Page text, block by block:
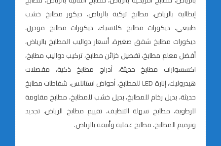
إيطالية بالرياض، مطابخ تركية بالرياض، ديكور مطابخ خشب
طبيعي، ديكورات مطابخ كلاسيك، ديكورات مطابخ مودرن،
ديكورات مطابخ شقق صغيرة، أسعار دواليب المطابخ بالرياض،
أفضل معلم مطابخ، تفصيل خزائن مطابخ، تركيب دواليب مطابخ،
اكسسوارات مطابخ حديثة، أدراج مطابخ ذكية، مفصلات
هيدروليك، إنارة LED للمطابخ، أحواض استانلس، شفاطات مطابخ
حديثة، بديل رخام للمطابخ، بديل خشب للمطابخ، مطابخ مقاومة
للرطوبة، مطابخ سهلة التنظيف، تقييم مطابخ الرياض، تجديد
وترميم المطابخ، مطابخ عملية وأنيقة بالرياض.